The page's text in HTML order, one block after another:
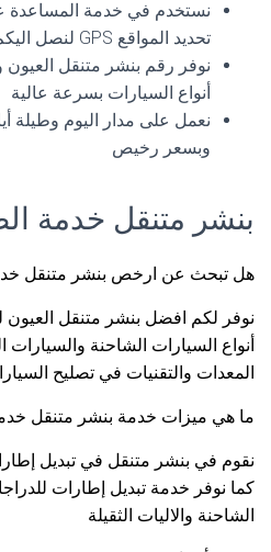
نستخدم في خدمة المساعدة
تحديد المواقع GPS لنصل اليكم بأقصى سرعة
نوفر رقم بنشر متنقل
أنواع السيارات بسرعة عالية
نعمل على مدار اليوم وطيلة
وبسعر رخيص
بنشر متنقل خدمة
هل تبحث عن ارخص بنشر متنقل
نوفر لكم افضل بنشر متنقل
أنواع السيارات الشاحنة
المعدات والتقنيات في تصليح
ما هي ميزات خدمة بنشر متنقل
نقوم في بنشر متنقل في تبديل
كما نوفر خدمة تبديل إطارات
الشاحنة والاليات الثقيلة